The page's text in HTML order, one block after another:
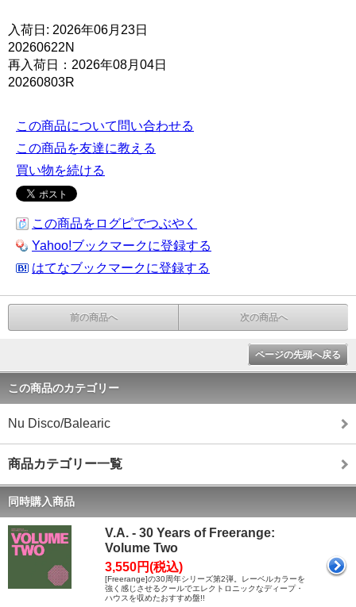
入荷日: 2026年06月23日
20260622N
再入荷日：2026年08月04日
20260803R
この商品について問い合わせる
この商品を友達に教える
買い物を続ける
この商品をログピでつぶやく
Yahoo!ブックマークに登録する
はてなブックマークに登録する
前の商品へ 次の商品へ
ページの先頭へ戻る
この商品のカテゴリー
Nu Disco/Balearic
商品カテゴリー一覧
同時購入商品
V.A. - 30 Years of Freerange:
Volume Two
3,550円(税込)
[Freerange]の30周年シリーズ第2弾。レーベルカラーを
強く感じさせるクールでエレクトロニックなディープ・
ハウスを収めたおすすめ盤!!